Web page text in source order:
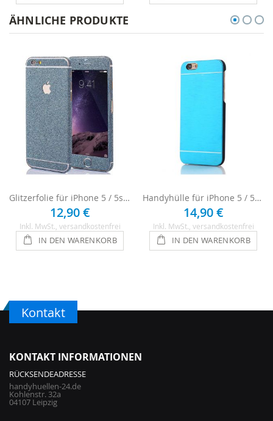
ÄHNLICHE PRODUKTE
Glitzerfolie für iPhone 5 / 5s / SE - Blau
12,90 €
Inkl. MwSt. , versandkostenfrei
IN DEN WARENKORB
Handyhülle für iPhone 5 / 5s / SE - Hellblau
14,90 €
Inkl. MwSt. , versandkostenfrei
IN DEN WARENKORB
Kontakt
KONTAKT INFORMATIONEN
RÜCKSENDEADRESSE
handyhuellen-24.de
Kohlenstr. 32a
04107 Leipzig